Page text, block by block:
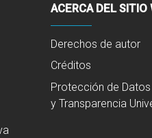
ACERCA DEL SITIO
Derechos de autor
Créditos
Protección de
y Transparencia